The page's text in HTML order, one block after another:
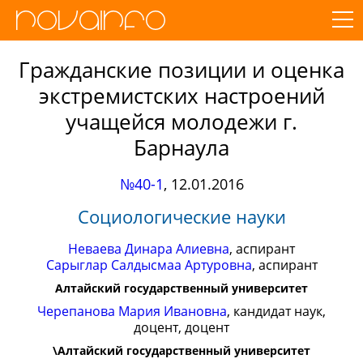
Гражданские позиции и оценка
экстремистcких настроений
учащейся молодежи г.
Барнаула
№40-1, 12.01.2016
Социологические науки
Неваева Динара Алиевна, аспирант
Сарыглар Салдысмаа Артуровна, аспирант
Алтайский государственный университет
Черепанова Мария Ивановна, кандидат наук,
доцент, доцент
\Алтайский государственный университет